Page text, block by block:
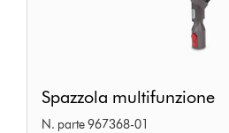
multifunzione
Spazzola multifunzione
N. parte 967368-01